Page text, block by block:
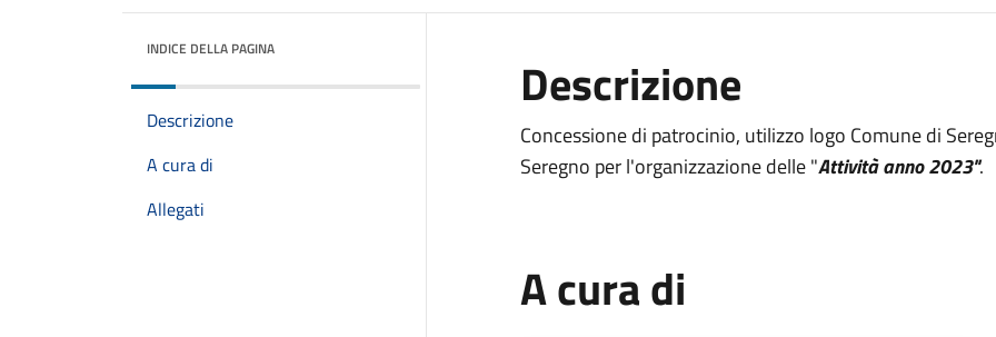
INDICE DELLA PAGINA
Descrizione
A cura di
Allegati
Descrizione
Concessione di patrocinio, utilizzo logo Comune di
Seregno per l'organizzazione delle "Attività anno 2023".
A cura di